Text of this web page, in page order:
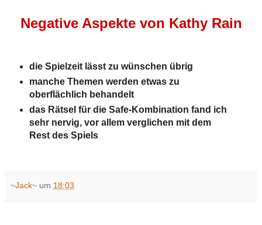
Negative Aspekte von Kathy Rain
die Spielzeit lässt zu wünschen übrig
manche Themen werden etwas zu
oberflächlich behandelt
das Rätsel für die Safe-Kombination fand ich
sehr nervig, vor allem verglichen mit dem
Rest des Spiels
~Jack~ um 18:03